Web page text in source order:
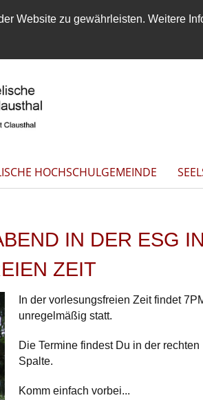
Website zu gewährleisten. Weitere
HOCHSCHULGEMEINDE
IN DER ESG IN
ZEIT
In der vorlesungsfreien Zeit findet
unregelmäßig statt.
Die Termine findest Du in der rechten
Spalte.
Komm einfach vorbei...